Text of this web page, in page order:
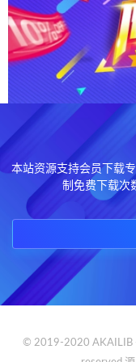
本站资源支持会员下载
制免费下载次
© 2019-2020 AKAILIB -